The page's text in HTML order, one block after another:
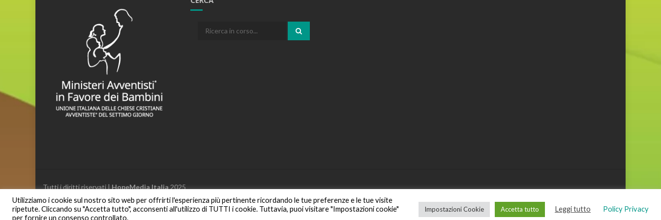
Cerca:
Tutti i diritti riservati |HopeMedia Italia2025
Utilizziamo i cookie sul nostro sito web per offrirti l'esperienza più pertinente ricordando le tue preferenze e le tue visite
ripetute. Cliccando su "Accetta tutto", acconsenti all'utilizzo di TUTTI i cookie. Tuttavia, puoi visitare "Impostazioni cookie"
per fornire un consenso controllato.
Impostazioni Cookie Accetta tutto Leggi tutto Policy Privacy